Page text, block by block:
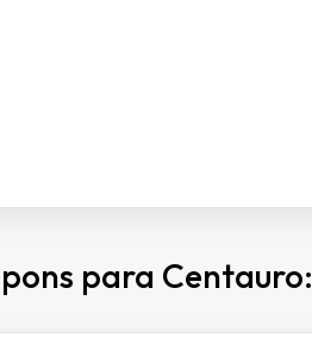
para Centauro: